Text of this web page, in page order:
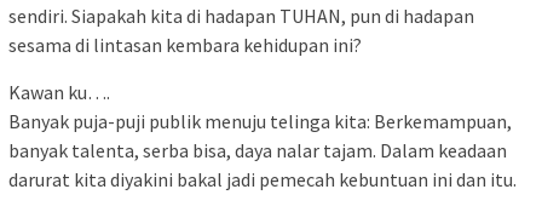
sendiri. Siapakah kita di hadapan TUHAN, pun di hadapan
sesama di lintasan kembara kehidupan ini?
Kawan ku….
Banyak puja-puji publik menuju telinga kita: Berkemampuan,
banyak talenta, serba bisa, daya nalar tajam. Dalam keadaan
darurat kita diyakini bakal jadi pemecah kebuntuan ini dan itu.